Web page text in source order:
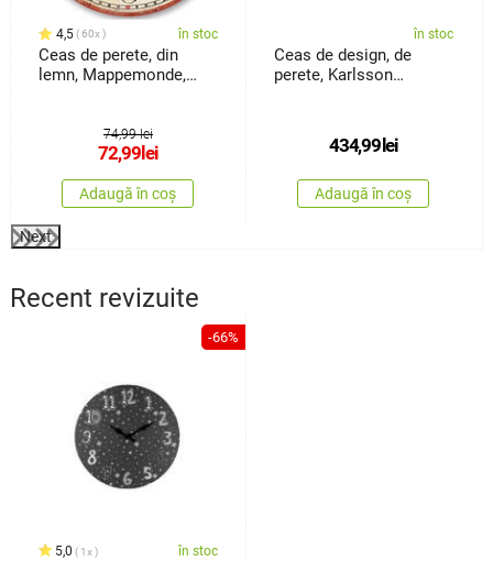
4,5 60x în stoc
Ceas de perete, din
lemn, Mappemonde,
74,99 lei
72,99 lei
Adaugă în coș
în stoc
Ceas de design, de
perete, Karlsson
434,99 lei
Adaugă în coș
Next
Recent revizuite
-66%
5,0 1x în stoc